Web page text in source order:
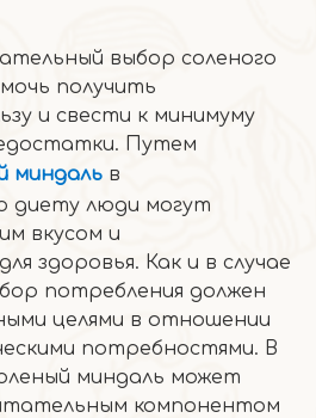
выбор соленого
получить
и свести к минимуму
Путем
миндаль в
диету люди могут
вкусом и
здоровья. Как и в случае
потребления должен
целями в отношении
потребностями. В
миндаль может
компонентом